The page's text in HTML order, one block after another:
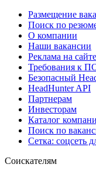
Размещение
Поиск по
О компании
Наши вакансии
Реклама на сайте
Требования к
Безопасный
HeadHunter API
Партнерам
Инвесторам
Каталог
Поиск по
Сетка: соцсеть
Соискателям